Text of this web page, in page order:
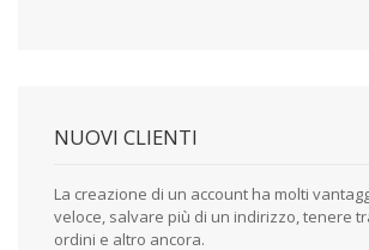
NUOVI CLIENTI
La creazione di un account ha molti
veloce, salvare più di un indirizzo, tenere
ordini e altro ancora.